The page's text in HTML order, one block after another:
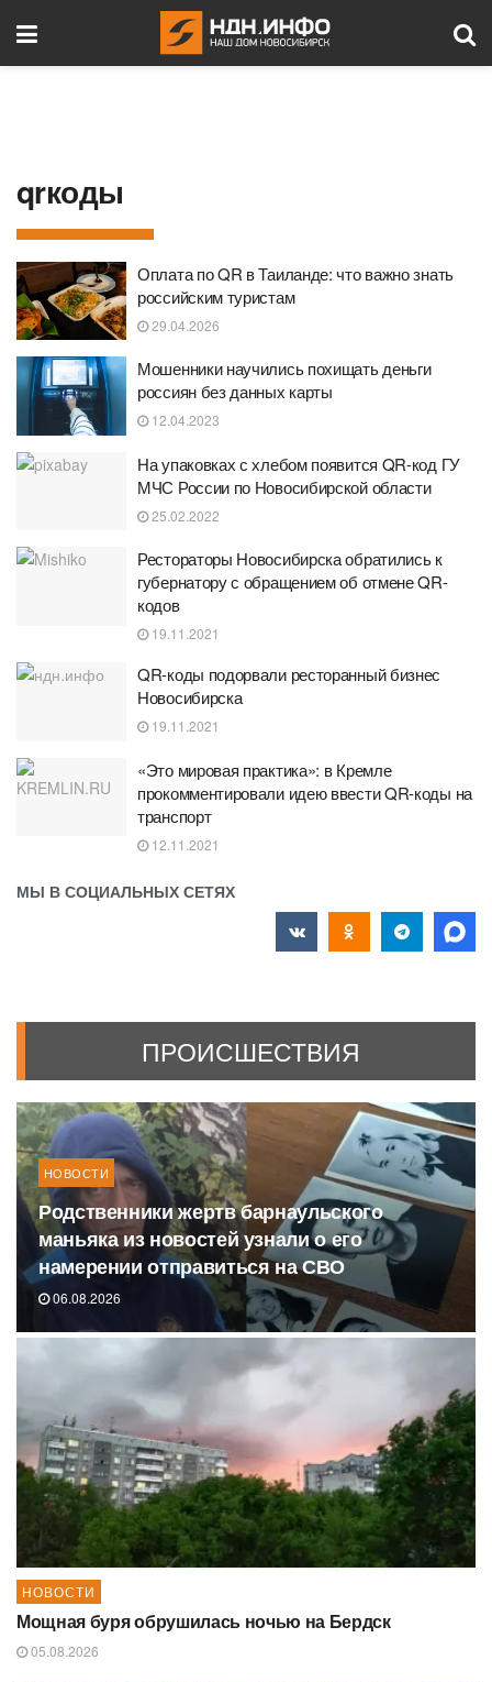
qrкоды
Оплата по QR в Таиланде: что важно знать
российским туристам
29.04.2026
Мошенники научились похищать деньги
россиян без данных карты
12.04.2023
На упаковках с хлебом появится QR-код ГУ
МЧС России по Новосибирской области
25.02.2022
Рестораторы Новосибирска обратились к
губернатору с обращением об отмене QR-
кодов
19.11.2021
QR-коды подорвали ресторанный бизнес
Новосибирска
19.11.2021
«Это мировая практика»: в Кремле
прокомментировали идею ввести QR-коды на
транспорт
12.11.2021
МЫ В СОЦИАЛЬНЫХ СЕТЯХ
ПРОИСШЕСТВИЯ
НОВОСТИ
Родственники жертв барнаульского
маньяка из новостей узнали о его
намерении отправиться на СВО
06.08.2026
НОВОСТИ
Мощная буря обрушилась ночью на Бердск
05.08.2026